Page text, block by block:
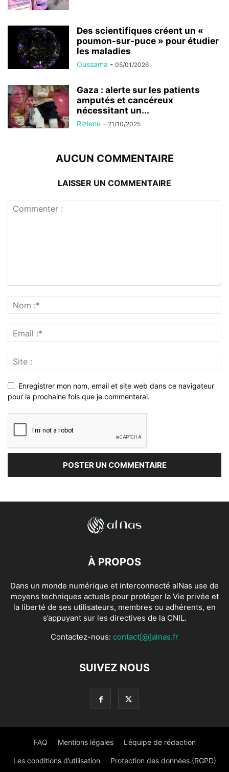
Des scientifiques créent un «
poumon-sur-puce » pour étudier
les maladies
Oussama - 05/01/2026
Gaza : alerte sur les patients
amputés et cancéreux
nécessitant un...
Rizlene - 21/10/2025
AUCUN COMMENTAIRE
LAISSER UN COMMENTAIRE
Enregistrer mon nom, email et site web dans ce navigateur
pour la prochaine fois que je commenterai.
À PROPOS
Dans un monde numérique et interconnecté alNas use de
moyens techniques actuels pour protéger la Vie privée et
la liberté de ses utilisateurs, membres ou adhérents, en
s’appuyant sur les directives de la CNIL.
Contactez-nous: contact[@]alnas.fr
SUIVEZ NOUS
FAQ Mentions légales L’équipe de rédaction
Les conditions d’utilisation Protection des données (RGPD)